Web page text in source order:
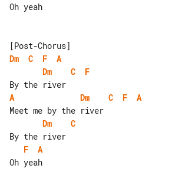
Oh yeah
Dm
C F
A
Dm
C
F
A
Dm C F
A
Dm
C
F
A
Oh yeah